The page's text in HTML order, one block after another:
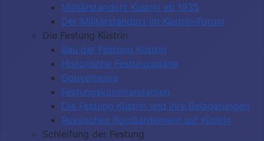
Militärstandort Küstrin ab 1935
Der Militärstandort im Küstrin-Forum
Die Festung Küstrin
Bau der Festung Küstrin
Historische Festungspläne
Gouverneure
Festungskommandanten
Die Festung Küstrin und ihre Belagerungen
Russisches Bombardement auf Küstrin
Schleifung der Festung